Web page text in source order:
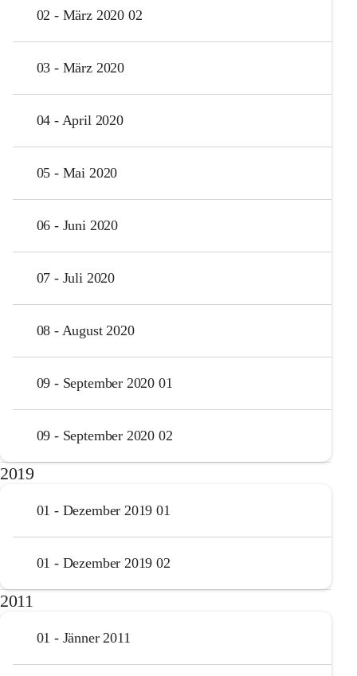
02 - März 2020 02
03 - März 2020
04 - April 2020
05 - Mai 2020
06 - Juni 2020
07 - Juli 2020
08 - August 2020
09 - September 2020 01
09 - September 2020 02
2019
01 - Dezember 2019 01
01 - Dezember 2019 02
2011
01 - Jänner 2011